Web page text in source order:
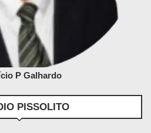
P Galhardo
PISSOLITO